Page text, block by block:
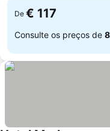
De € 117
Consulte os preços de